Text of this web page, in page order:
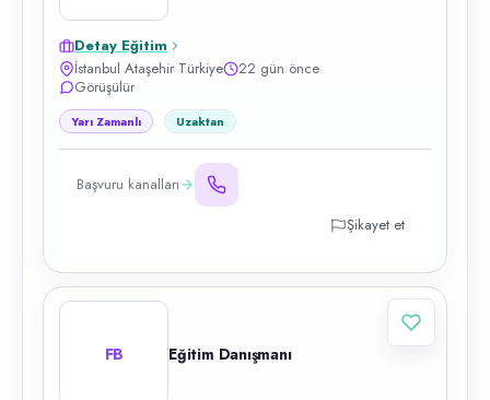
Detay Eğitim
İstanbul Ataşehir Türkiye
22 gün önce
Görüşülür
Yarı Zamanlı Uzaktan
Başvuru kanalları
Şikayet et
FB Eğitim Danışmanı